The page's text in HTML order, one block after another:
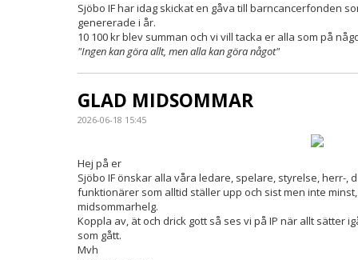
Sjöbo IF har idag skickat en gåva till barncancerfonden
genererade i år.
10 100 kr blev summan och vi vill tacka er alla som på
"Ingen kan göra allt, men alla kan göra något"
GLAD MIDSOMMAR
2026-06-18 15:45
Hej på er
Sjöbo IF önskar alla våra ledare, spelare, styrelse, herr-,
funktionärer som alltid ställer upp och sist men inte
midsommarhelg.
Koppla av, ät och drick gott så ses vi på IP när allt sätter
som gått.
Mvh